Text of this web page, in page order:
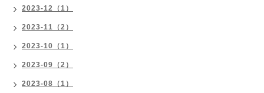
2023-12（1）
2023-11（2）
2023-10（1）
2023-09（2）
2023-08（1）